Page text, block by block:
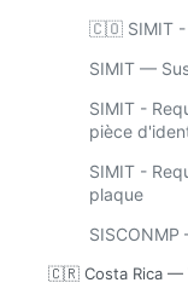
🇨🇴 SIMIT -
SIMIT —
SIMIT -
pièce
SIMIT -
plaque
🇨🇷 Costa Rica —